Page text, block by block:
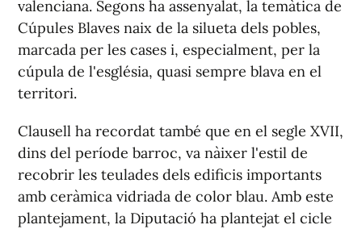
valenciana. Segons ha assenyalat, la temàtica de
Cúpules Blaves naix de la silueta dels pobles,
marcada per les cases i, especialment, per la
cúpula de l'església, quasi sempre blava en el
territori.
Clausell ha recordat també que en el segle XVII,
dins del període barroc, va nàixer l'estil de
recobrir les teulades dels edificis importants
amb ceràmica vidriada de color blau. Amb este
plantejament, la Diputació ha plantejat el cicle